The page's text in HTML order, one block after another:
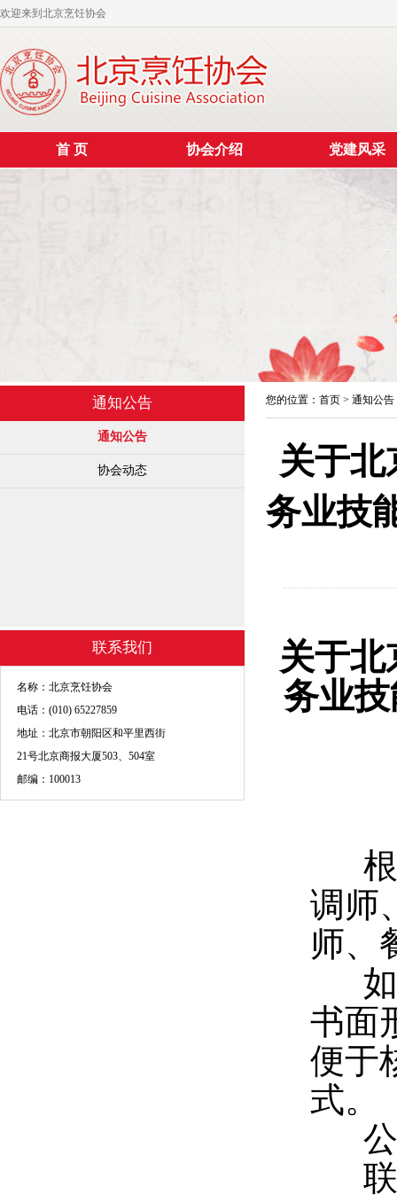
欢迎来到北京烹饪协会
首 页 协会介绍 党建风采
通知公告
通知公告
协会动态
联系我们
名称：北京烹饪协会
电话：(010) 65227859
地址：北京市朝阳区和平里西街
21号北京商报大厦503、504室
邮编：100013
您的位置： 首页 > 通知公告
关于
务业技
关于
务业
根
调师
师、
如
书面
便于
式。
公
联